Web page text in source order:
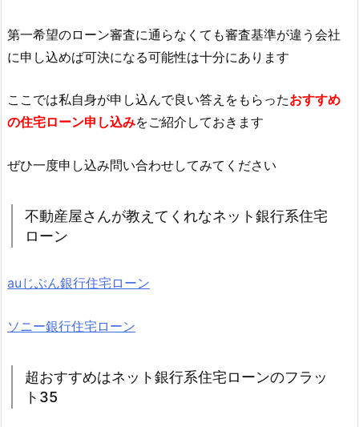
第一希望のローン審査に通らなくても審査基準が違う会社
に申し込めば可決になる可能性は十分にあります
ここでは私自身が申し込んで良い答えをもらったおすすめ
の住宅ローン申し込みをご紹介しておきます
ぜひ一度申し込み問い合わせしてみてください
不動産屋さんが教えてくれなネット銀行系住宅
ローン
auじぶん銀行住宅ローン
ソニー銀行住宅ローン
超おすすめはネット銀行系住宅ローンのフラッ
ト35